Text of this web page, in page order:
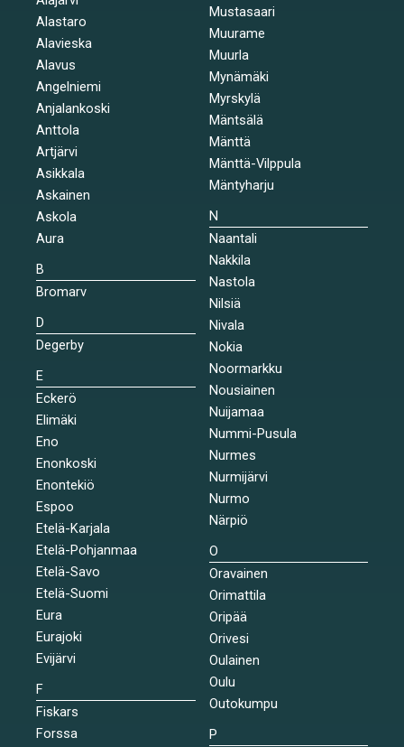
Alastaro
Alavieska
Alavus
Angelniemi
Anjalankoski
Anttola
Artjärvi
Asikkala
Askainen
Askola
Aura
B
Bromarv
D
Degerby
E
Eckerö
Elimäki
Eno
Enonkoski
Enontekiö
Espoo
Etelä-Karjala
Etelä-Pohjanmaa
Etelä-Savo
Etelä-Suomi
Eura
Eurajoki
Evijärvi
F
Fiskars
Forssa
Mustasaari
Muurame
Muurla
Mynämäki
Myrskylä
Mäntsälä
Mänttä
Mänttä-Vilppula
Mäntyharju
N
Naantali
Nakkila
Nastola
Nilsiä
Nivala
Nokia
Noormarkku
Nousiainen
Nuijamaa
Nummi-Pusula
Nurmes
Nurmijärvi
Nurmo
Närpiö
O
Oravainen
Orimattila
Oripää
Orivesi
Oulainen
Oulu
Outokumpu
P